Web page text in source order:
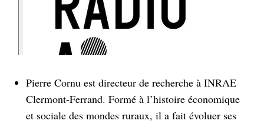
Pierre Cornu est directeur de recherche à INRAE
Clermont-Ferrand. Formé à l’histoire économique
et sociale des mondes ruraux, il a fait évoluer ses